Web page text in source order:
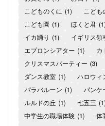
こどものくに (1) こども
こども園 (1) ほくと君
イカ踊り (1) イギリス領
エプロンシアター (1) カ
クリスマスパーティー (3)
ダンス教室 (1) ハロウィ
パラバルーン (1) パンケ
ルルドの丘 (1) 七五三
中学生の職場体験 (1) 体